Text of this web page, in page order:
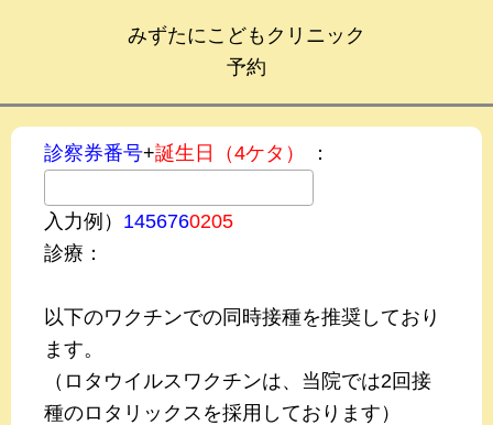
みずたにこどもクリニック
予約
診察券番号+誕生日（4ケタ） ：
入力例） 1456760205
診療：
以下のワクチンでの同時接種を推奨しており
ます。
（ロタウイルスワクチンは、当院では2回接
種のロタリックスを採用しております）